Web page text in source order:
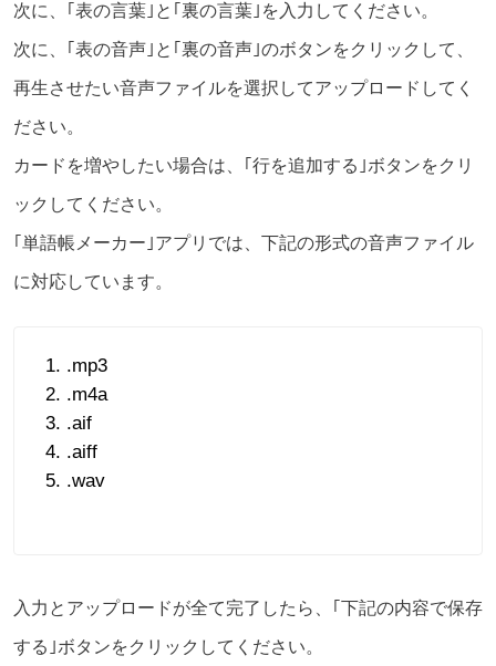
次に、｢表の言葉｣と｢裏の言葉｣を入力してください。
次に、｢表の音声｣と｢裏の音声｣のボタンをクリックして、
再生させたい音声ファイルを選択してアップロードしてく
ださい。
カードを増やしたい場合は、｢行を追加する｣ボタンをクリ
ックしてください。
｢単語帳メーカー｣アプリでは、下記の形式の音声ファイル
に対応しています。
.mp3
.m4a
.aif
.aiff
.wav
入力とアップロードが全て完了したら、｢下記の内容で保存
する｣ボタンをクリックしてください。